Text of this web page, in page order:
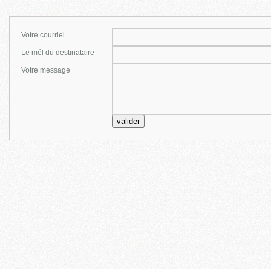
Votre courriel
Le mél du destinataire
Votre message